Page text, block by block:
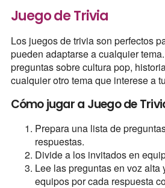
Juego de Trivia
Los juegos de trivia son perfectos
pueden adaptarse a cualquier
preguntas sobre cultura pop,
cualquier otro tema que interese a
Cómo jugar a Juego de
Prepara una lista de
respuestas.
Divide a los invitados en
Lee las preguntas en voz alta
equipos por cada respuesta